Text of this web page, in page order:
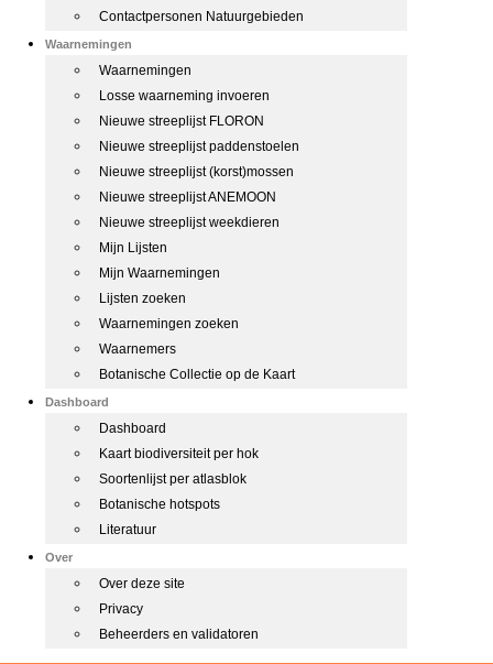
Contactpersonen Natuurgebieden
Waarnemingen
Waarnemingen
Losse waarneming invoeren
Nieuwe streeplijst FLORON
Nieuwe streeplijst paddenstoelen
Nieuwe streeplijst (korst)mossen
Nieuwe streeplijst ANEMOON
Nieuwe streeplijst weekdieren
Mijn Lijsten
Mijn Waarnemingen
Lijsten zoeken
Waarnemingen zoeken
Waarnemers
Botanische Collectie op de Kaart
Dashboard
Dashboard
Kaart biodiversiteit per hok
Soortenlijst per atlasblok
Botanische hotspots
Literatuur
Over
Over deze site
Privacy
Beheerders en validatoren